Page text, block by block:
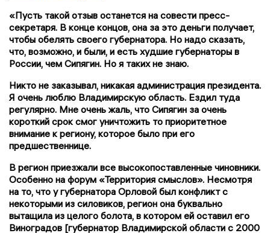
«Пусть такой отзыв останется на совести пресс-
секретаря. В конце концов, она за это деньги получает,
чтобы обелять своего губернатора. Но надо сказать,
что, возможно, и были, и есть худшие губернаторы в
России, чем Сипягин. Но я таких не знаю.
Никто не заказывал, никакая администрация президента.
Я очень люблю Владимирскую область. Ездил туда
регулярно. Мне очень жаль, что Сипягин за очень
короткий срок смог уничтожить то приоритетное
внимание к региону, которое было при его
предшественнице.
В регион приезжали все высокопоставленные чиновники.
Особенно на форум «Территория смыслов». Несмотря
на то, что у губернатора Орловой был конфликт с
некоторыми из силовиков, регион она буквально
вытащила из целого болота, в котором ей оставил его
Виноградов [губернатор Владимирской области с 2000